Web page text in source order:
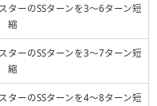
ターのSSターンを3～6ターン短
縮
ターのSSターンを3～7ターン短
縮
ターのSSターンを4～8ターン短